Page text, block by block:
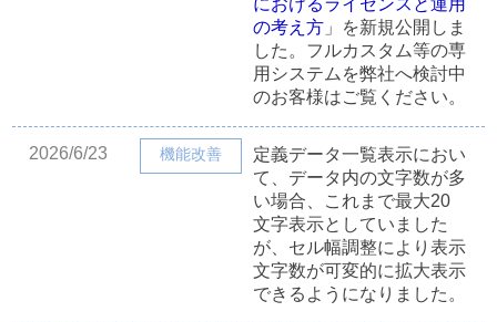
におけるライセンスと運用
の考え方 」を新規公開しま
した。フルカスタム等の専
用システムを弊社へ検討中
のお客様はご覧ください。
2026/6/23 機能改善
定義データ一覧表示におい
て、データ内の文字数が多
い場合、これまで最大20
文字表示としていました
が、セル幅調整により表示
文字数が可変的に拡大表示
できるようになりました。